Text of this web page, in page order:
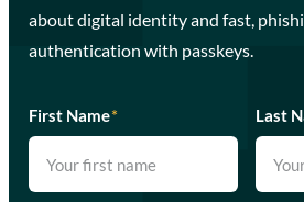
about digital identity and fast,
authentication with passkeys.
First Name* Last